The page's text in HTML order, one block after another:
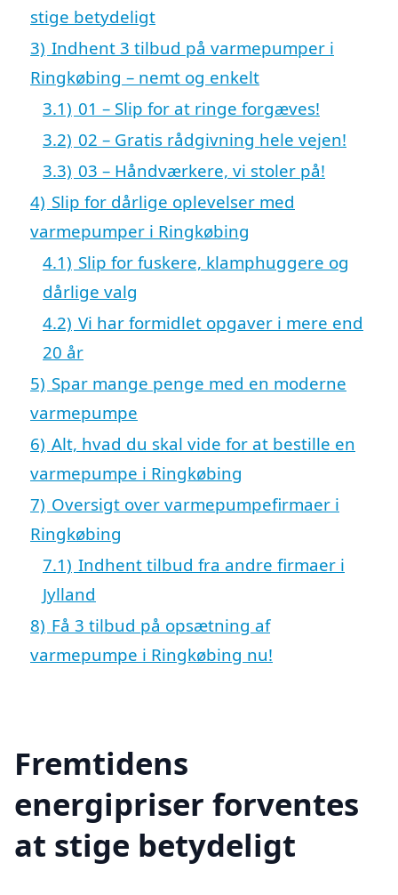
stige betydeligt
3) Indhent 3 tilbud på varmepumper i
Ringkøbing – nemt og enkelt
3.1) 01 – Slip for at ringe forgæves!
3.2) 02 – Gratis rådgivning hele vejen!
3.3) 03 – Håndværkere, vi stoler på!
4) Slip for dårlige oplevelser med
varmepumper i Ringkøbing
4.1) Slip for fuskere, klamphuggere og
dårlige valg
4.2) Vi har formidlet opgaver i mere end
20 år
5) Spar mange penge med en moderne
varmepumpe
6) Alt, hvad du skal vide for at bestille en
varmepumpe i Ringkøbing
7) Oversigt over varmepumpefirmaer i
Ringkøbing
7.1) Indhent tilbud fra andre firmaer i
Jylland
8) Få 3 tilbud på opsætning af
varmepumpe i Ringkøbing nu!
Fremtidens
energipriser forventes
at stige betydeligt